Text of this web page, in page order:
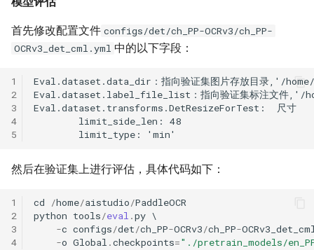
首先修改配置文件 configs/det/ch_PP-OCRv3/ch_PP-
OCRv3_det_cml.yml 中的以下字段：
1
2
3
4
5
然后在验证集上进行评估，具体代码如下：
1
2
3
4
cd /home/aistudio/PaddleOCR
python tools/eval .py
-c configs/det/ch_PP-OCRv3/ch_PP-
-o Global .checkpoints="./pretrain_models/